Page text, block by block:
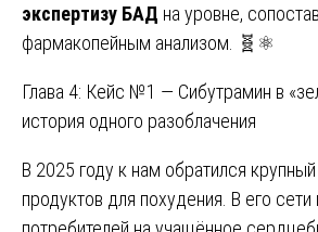
экспертизу БАД на уровне,
фармакопейным анализом. 🧬⚛️
Глава 4: Кейс №1 — Сибутрамин в
история одного разоблачения
В 2025 году к нам обратился
продуктов для похудения. В его